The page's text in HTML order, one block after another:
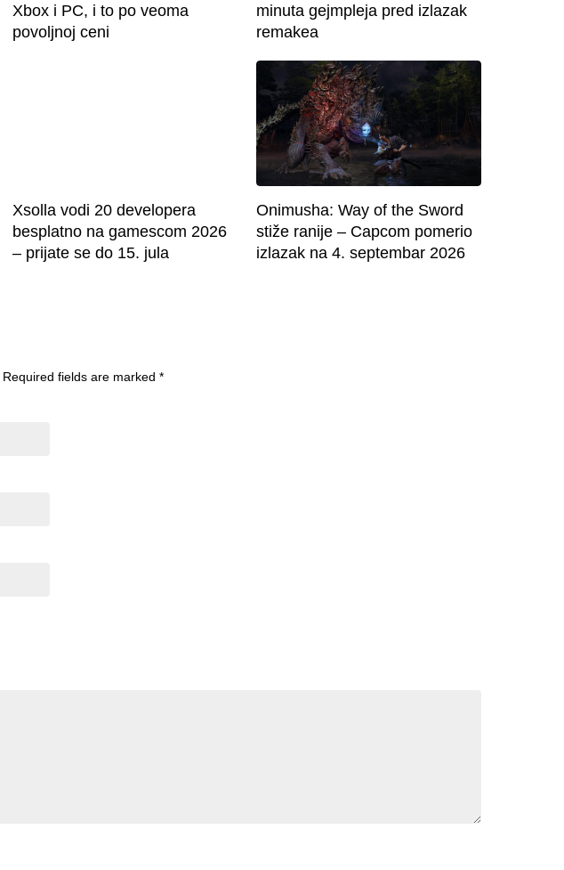
Xbox i PC, i to po veoma
povoljnoj ceni
minuta gejmpleja pred izlazak
remakea
Xsolla vodi 20 developera
besplatno na gamescom 2026
– prijate se do 15. jula
Onimusha: Way of the Sword
stiže ranije – Capcom pomerio
izlazak na 4. septembar 2026
Required fields are marked *